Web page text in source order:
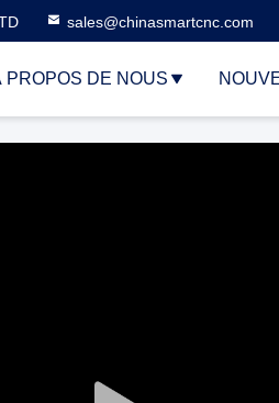
sales@chinasmartcnc.com
PROPOS DE NOUS